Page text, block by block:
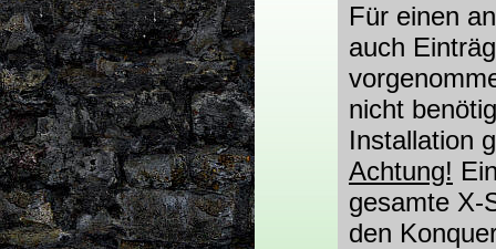
Für einen
auch
nicht
Installation
Achtung!
gesamte X-
den